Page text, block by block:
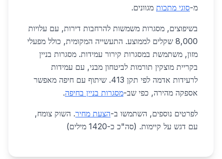
מ-סוגי מתכות מגוונים.
בשיפוצים, מסגרות משמשות להרחבות דירות, עם עלויות
8,000 שקלים לממוצע. התעשייה המקומית, כולל מפעלי
מזון, משתמשת במסגרות קירור עמידות. מסגרות בניין
בקריית מוצקין תורמות לביטחון מבני, עם עמידות
לרעידות אדמה לפי תקן 413. שיתוף עם חיפה מאפשר
אספקה מהירה, כפי שב-מסגרות בניין בחיפה.
לפרטים נוספים, השתמשו ב-הצעת מחיר. השוק צומח,
עם דגש על קיימות. (סה"כ כ-1420 מילים)